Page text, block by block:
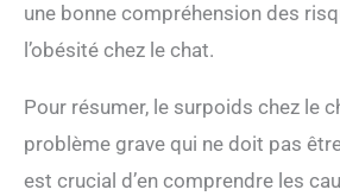
une bonne compréhension des
l’obésité chez le chat.
Pour résumer, le surpoids chez le
problème grave qui ne doit pas
est crucial d’en comprendre les